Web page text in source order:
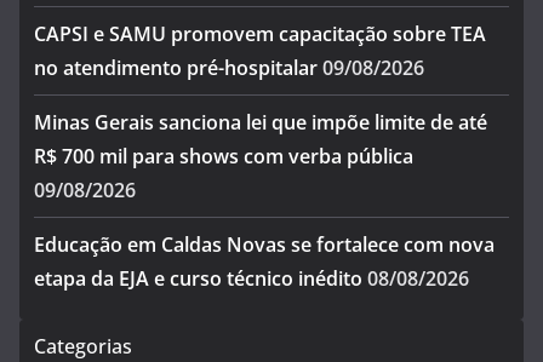
CAPSI e SAMU promovem capacitação sobre TEA
no atendimento pré-hospitalar09/08/2026
Minas Gerais sanciona lei que impõe limite de até
R$ 700 mil para shows com verba pública
09/08/2026
Educação em Caldas Novas se fortalece com nova
etapa da EJA e curso técnico inédito 08/08/2026
Categorias